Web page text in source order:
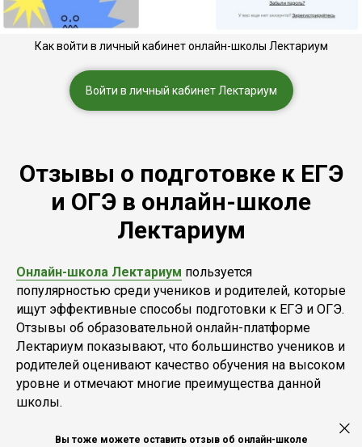
Как войти в личный кабинет онлайн-школы Лектариум
Войти в личный кабинет Лектариум
Отзывы о подготовке к ЕГЭ
и ОГЭ в онлайн-школе
Лектариум
Онлайн-школа Лектариум пользуется
популярностью среди учеников и родителей, которые
ищут эффективные способы подготовки к ЕГЭ и ОГЭ.
Отзывы об образовательной онлайн-платформе
Лектариум показывают, что большинство учеников и
родителей оценивают качество обучения на высоком
уровне и отмечают многие преимущества данной
школы.
Вы тоже можете оставить отзыв об онлайн-школе